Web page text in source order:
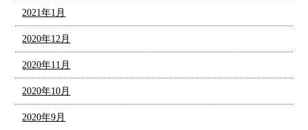
2021年1月
2020年12月
2020年11月
2020年10月
2020年9月